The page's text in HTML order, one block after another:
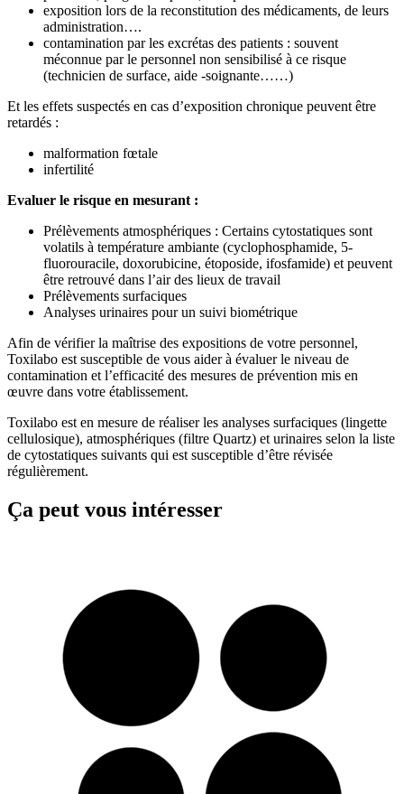
exposition lors de la reconstitution des médicaments, de leurs
administration….
contamination par les excrétas des patients : souvent
méconnue par le personnel non sensibilisé à ce risque
(technicien de surface, aide -soignante……)
Et les effets suspectés en cas d’exposition chronique peuvent être
retardés :
malformation fœtale
infertilité
Evaluer le risque en mesurant :
Prélèvements atmosphériques : Certains cytostatiques sont
volatils à température ambiante (cyclophosphamide, 5-
fluorouracile, doxorubicine, étoposide, ifosfamide) et peuvent
être retrouvé dans l’air des lieux de travail
Prélèvements surfaciques
Analyses urinaires pour un suivi biométrique
Afin de vérifier la maîtrise des expositions de votre personnel,
Toxilabo est susceptible de vous aider à évaluer le niveau de
contamination et l’efficacité des mesures de prévention mis en
œuvre dans votre établissement.
Toxilabo est en mesure de réaliser les analyses surfaciques (lingette
cellulosique), atmosphériques (filtre Quartz) et urinaires selon la liste
de cytostatiques suivants qui est susceptible d’être révisée
régulièrement.
Ça peut vous intéresser